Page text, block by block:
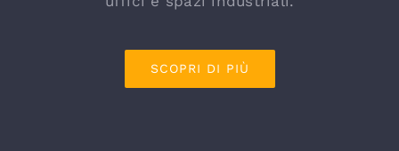
SCOPRI DI PIÙ